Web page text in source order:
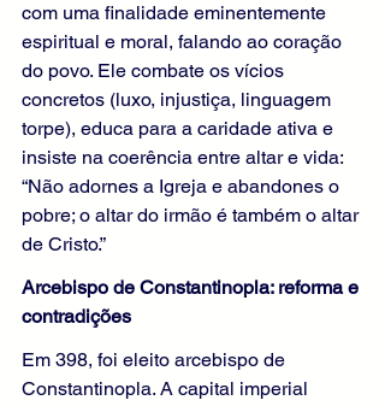
com uma finalidade eminentemente
espiritual e moral, falando ao coração
do povo. Ele combate os vícios
concretos (luxo, injustiça, linguagem
torpe), educa para a caridade ativa e
insiste na coerência entre altar e vida:
“Não adornes a Igreja e abandones o
pobre; o altar do irmão é também o altar
de Cristo.”
Arcebispo de Constantinopla: reforma e
contradições
Em 398, foi eleito arcebispo de
Constantinopla. A capital imperial